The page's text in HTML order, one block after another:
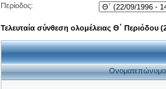
Περίοδος:
Τελευταία σύνθεση ολομέλειας Θ΄ Περιόδου
Ονοματεπώνυμο